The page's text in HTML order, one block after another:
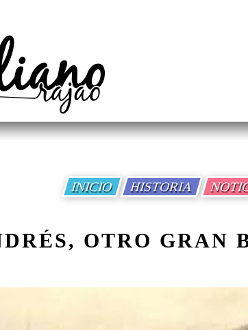
INICIO HISTORIA
OTRO GRAN